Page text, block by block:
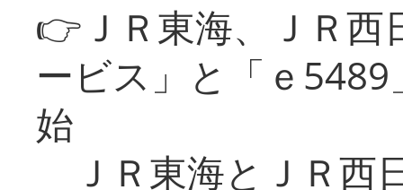
👉ＪＲ東海、ＪＲ
ービス」と「ｅ
始
ＪＲ東海とＪＲ西